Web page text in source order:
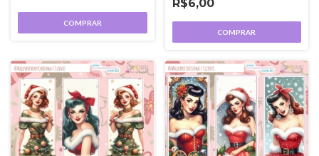
COMPRAR
R$6,00
COMPRAR